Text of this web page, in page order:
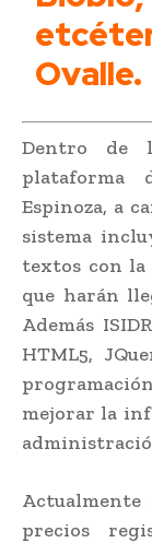
Ovalle.
Dentro de
plataforma
Espinoza, a
sistema
textos con
que harán
Además
HTML5,
mejorar la
precios